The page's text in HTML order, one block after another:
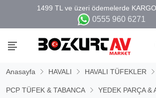
0555 960 6271
Anasayfa HAVALI HAVALI TÜFEKLER
PCP TÜFEK & TABANCA YEDEK PARÇA &